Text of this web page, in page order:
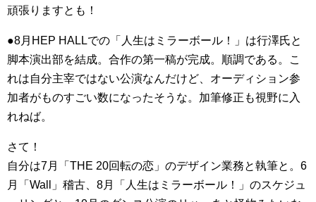
頑張りますとも！
●8月HEP HALLでの「人生はミラーボール！」は行澤氏と
脚本演出部を結成。合作の第一稿が完成。順調である。こ
れは自分主宰ではない公演なんだけど、オーディション参
加者がものすごい数になったそうな。加筆修正も視野に入
れねば。
さて！
自分は7月「THE 20回転の恋」のデザイン業務と執筆と。6
月「Wall」稽古、8月「人生はミラーボール！」のスケジュ